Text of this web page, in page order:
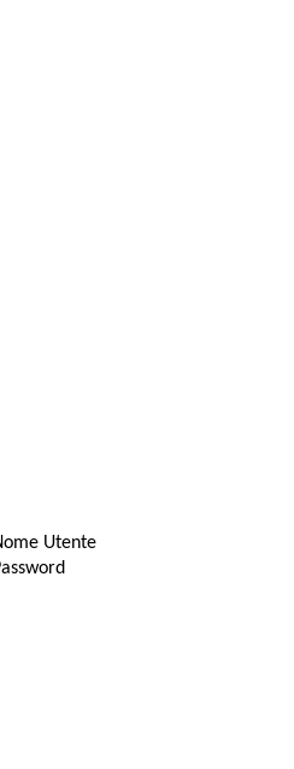
Utente